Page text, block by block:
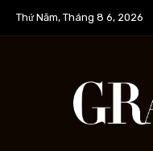
Thứ Năm, Tháng 8 6, 2026